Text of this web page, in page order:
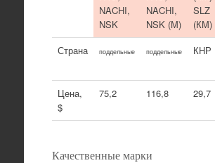
NACHI,
NSK
NACHI,
NSK (М)
SLZ
(КМ)
Страна
поддельные поддельные КНР
Цена,
$
75,2 116,8 29,7
Качественные марки